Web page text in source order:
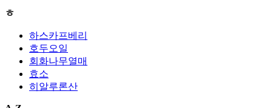
ㅎ
하스카프베리
호두오일
회화나무열매
효소
히알루론산